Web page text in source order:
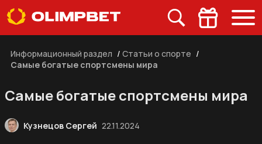
Информационный раздел / Статьи о спорте /
Самые богатые спортсмены мира
Самые богатые спортсмены мира
Кузнецов Сергей 22.11.2024